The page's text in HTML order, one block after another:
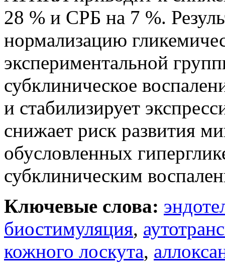
28 % и СРБ на 7 %.
нормализацию
экспериментальной
субклиническое
и стабилизирует
снижает риск развития
обусловленных
субклиническим
Ключевые слова:
биостимуляция,
кожного лоскута,